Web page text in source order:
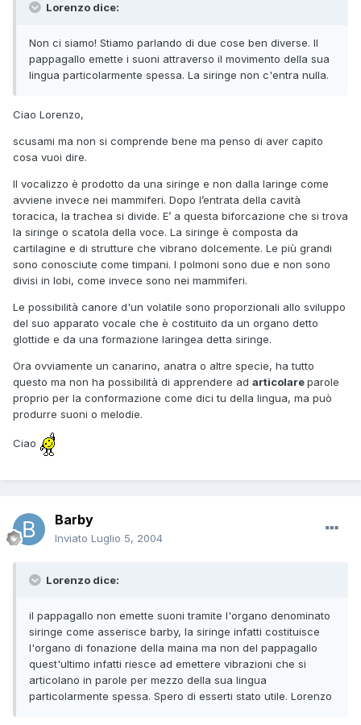
Lorenzo dice:
Non ci siamo! Stiamo parlando di due cose ben diverse. Il
pappagallo emette i suoni attraverso il movimento della sua
lingua particolarmente spessa. La siringe non c'entra nulla.
Ciao Lorenzo,
scusami ma non si comprende bene ma penso di aver capito
cosa vuoi dire.
Il vocalizzo è prodotto da una siringe e non dalla laringe come
avviene invece nei mammiferi. Dopo l’entrata della cavità
toracica, la trachea si divide. E’ a questa biforcazione che si trova
la siringe o scatola della voce. La siringe è composta da
cartilagine e di strutture che vibrano dolcemente. Le più grandi
sono conosciute come timpani. I polmoni sono due e non sono
divisi in lobi, come invece sono nei mammiferi.
Le possibilità canore d'un volatile sono proporzionali allo sviluppo
del suo apparato vocale che è costituito da un organo detto
glottide e da una formazione laringea detta siringe.
Ora ovviamente un canarino, anatra o altre specie, ha tutto
questo ma non ha possibilità di apprendere ad articolareparole
proprio per la conformazione come dici tu della lingua, ma può
produrre suoni o melodie.
Ciao
Barby
Inviato Luglio 5, 2004
Lorenzo dice:
il pappagallo non emette suoni tramite l'organo denominato
siringe come asserisce barby, la siringe infatti costituisce
l'organo di fonazione della maina ma non del pappagallo
quest'ultimo infatti riesce ad emettere vibrazioni che si
articolano in parole per mezzo della sua lingua
particolarmente spessa. Spero di esserti stato utile. Lorenzo